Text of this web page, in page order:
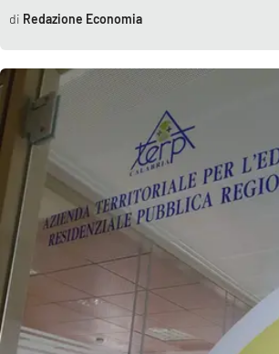
Redazione Economia